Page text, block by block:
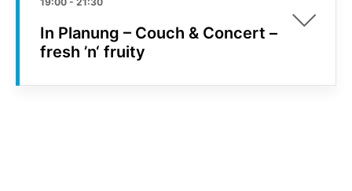
In Planung – Couch & Concert –
fresh ’n‘ fruity